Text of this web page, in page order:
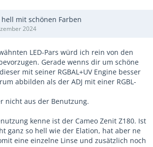
hell mit schönen Farben
2024
LED-Pars würd ich rein von den
Gerade wenns dir um schöne
mit seiner RGBAL+UV Engine besser
abbilden als der ADJ mit einer RGBL-
nicht aus der Benutzung.
kenne ist der Cameo Zenit Z180. Ist
ganz so hell wie der Elation, hat aber ne
eine einzelne Linse und zusätzlich noch